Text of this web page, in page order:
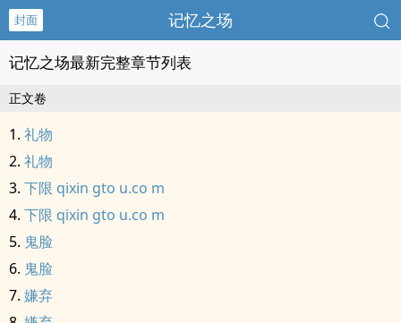
封面 记忆之场
记忆之场最新完整章节列表
正文卷
礼物
礼物
下限 qixin gto u.co m
下限 qixin gto u.co m
鬼脸
鬼脸
嫌弃